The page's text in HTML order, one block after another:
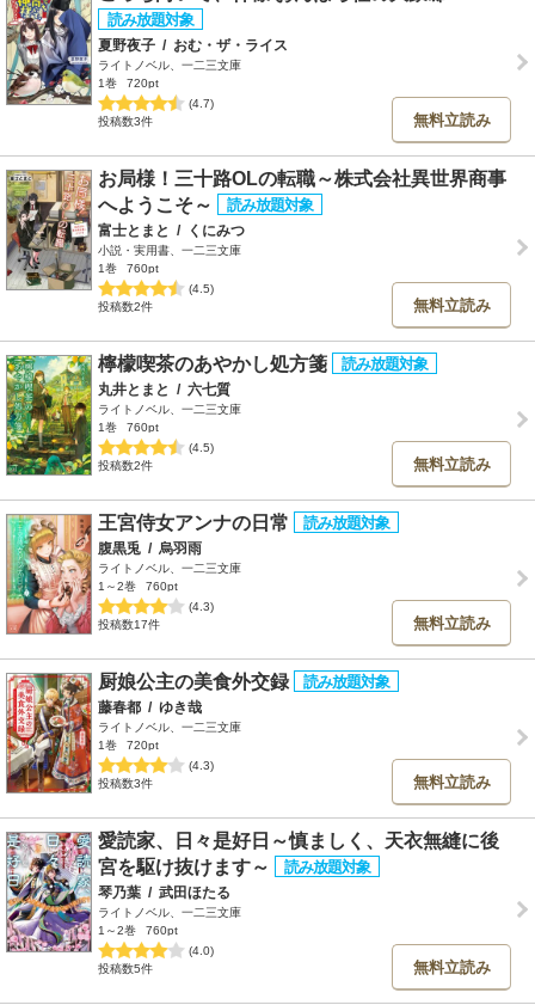
夏野夜子 / おむ・ザ・ライス
ライトノベル、一二三文庫
1巻
720pt
(4.7)
投稿数3件
無料立読み
お局様！三十路OLの転職～株式会社異世界商事
へようこそ～
富士とまと / くにみつ
小説・実用書、一二三文庫
1巻
760pt
(4.5)
投稿数2件
無料立読み
檸檬喫茶のあやかし処方箋
丸井とまと / 六七質
ライトノベル、一二三文庫
1巻
760pt
(4.5)
投稿数2件
無料立読み
王宮侍女アンナの日常
腹黒兎 / 烏羽雨
ライトノベル、一二三文庫
1～2巻
760pt
(4.3)
投稿数17件
無料立読み
厨娘公主の美食外交録
藤春都 / ゆき哉
ライトノベル、一二三文庫
1巻
720pt
(4.3)
投稿数3件
無料立読み
愛読家、日々是好日～慎ましく、天衣無縫に後
宮を駆け抜けます～
琴乃葉 / 武田ほたる
ライトノベル、一二三文庫
1～2巻
760pt
(4.0)
投稿数5件
無料立読み